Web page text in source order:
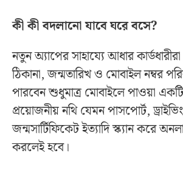
কী কী বদলানো যাবে ঘরে বসে?
নতুন অ্যাপের সাহায্যে আধার
ঠিকানা, জন্মতারিখ ও মোবাইল নম্বর
পারবেন শুধুমাত্র মোবাইলে পাওয়া
প্রয়োজনীয় নথি যেমন পাসপোর্ট,
জন্মসার্টিফিকেট ইত্যাদি স্ক্যান করে
করলেই হবে।